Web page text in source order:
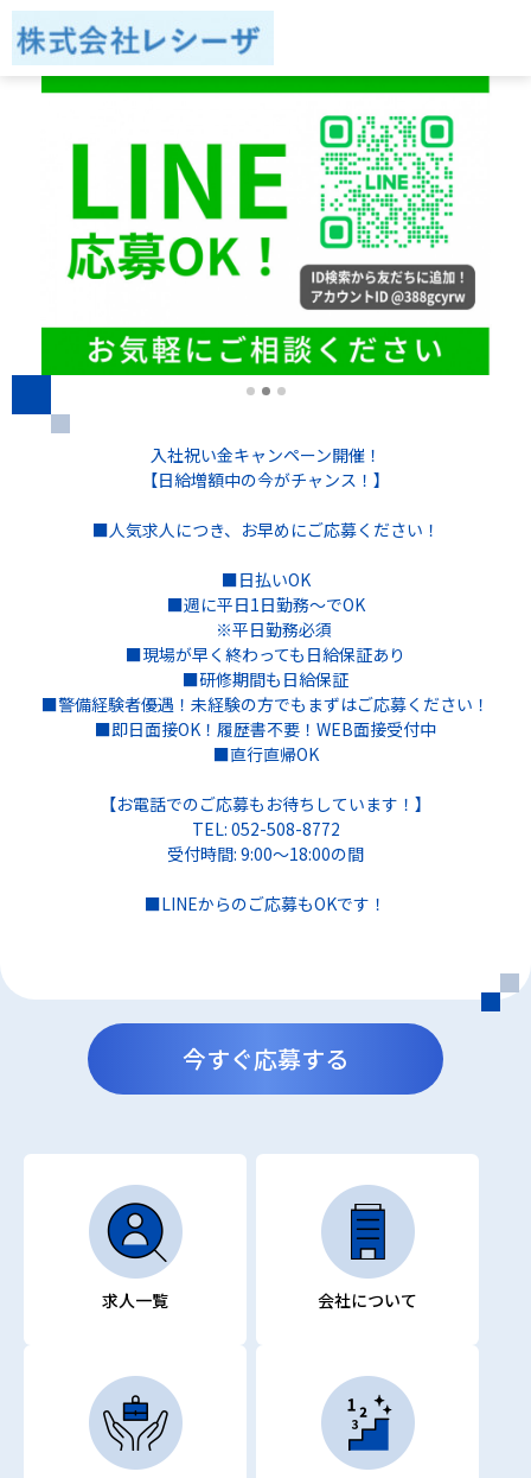
入社祝い金キャンペーン開催！
【日給増額中の今がチャンス！】
■人気求人につき、お早めにご応募ください！
■日払いOK
■週に平日1日勤務～でOK
※平日勤務必須
■現場が早く終わっても日給保証あり
■研修期間も日給保証
■警備経験者優遇！未経験の方でもまずはご応募ください！
■即日面接OK！履歴書不要！WEB面接受付中
■直行直帰OK
【お電話でのご応募もお待ちしています！】
TEL: 052-508-8772
受付時間: 9:00～18:00の間
■LINEからのご応募もOKです！
今すぐ応募する
求人一覧 会社について